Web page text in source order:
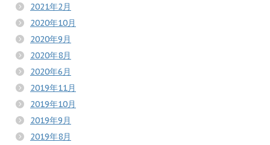
2021年2月
2020年10月
2020年9月
2020年8月
2020年6月
2019年11月
2019年10月
2019年9月
2019年8月